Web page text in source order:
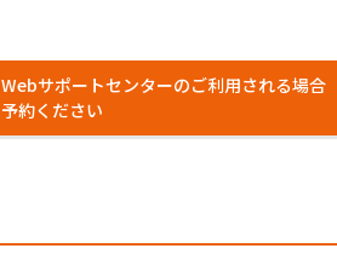
Webサポートセンターのご利用される場
予約ください